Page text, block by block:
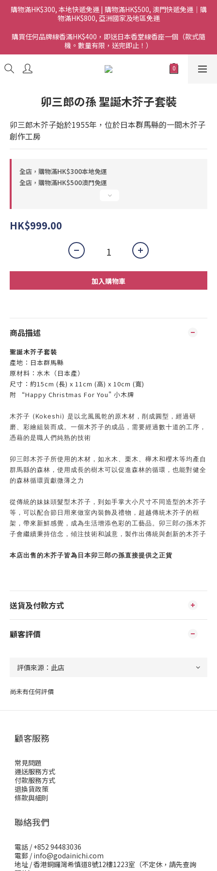
購物滿HK$300, 本地快遞免運 | 購物滿HK$500, 澳門快遞免運｜購
物滿HK$800, 亞洲國家及地區免運
購買任何品牌線香滿HK$400，即送日本香堂線香座一個（款式隨
機。數量有限，送完即止！）
卯三郎の孫 聖誕木芥子套裝
卯三郎木芥子始於1955年，位於日本群馬縣的一間木芥子
創作工房
全店，購物滿HK$300本地免運
全店，購物滿HK$500澳門免運
HK$999.00
加入購物車
商品描述
聖誕木芥子套裝
產地：日本群馬縣
原材料：水木（日本產）
尺寸： 約15cm (長) x 11cm (高) x 10cm (寬)
附 “Happy Christmas For You" 小木牌
木芥子 (Kokeshi) 是以北風風乾的原木材，削成圓型，經過研
磨、彩繪組裝而成。一個木芥子的成品，需要經過數十道的工序，
憑藉的是職人們純熟的技術
卯三郎木芥子所使用的木材，如水木、栗木、櫸木和櫻木等均產自
群馬縣的森林，使用成長的樹木可以促進森林的循環，也能對健全
的森林循環貢獻微薄之力
從傳統的妹妹頭髮型木芥子，到如手掌大小尺寸不同造型的木芥子
等，可以配合節日用來做室內裝飾及禮物，超越傳統木芥子的框
架，帶來新鮮感覺，成為生活增添色彩的工藝品。卯三郎の孫木芥
子會繼續秉持信念，傾注技術和誠意，製作出傳統與創新的木芥子
本店出售的木芥子皆為日本卯三郎の孫直接提供之正貨
送貨及付款方式
顧客評價
尚未有任何評價
顧客服務
常見問題
運送服務方式
付款服務方式
退換貨政策
條款與細則
聯絡我們
電話 / +852 94483036
電郵 / info@godainichi.com
地址 / 香港銅鑼灣希慎道8號12樓1223室（不定休，請先查詢